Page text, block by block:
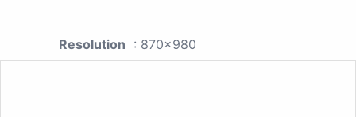
Resolution : 870x980